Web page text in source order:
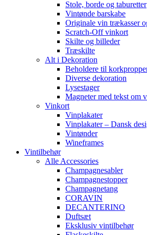
Stole, borde og taburetter
Vintønde barskabe
Originale vin trækasser
Scratch-Off vinkort
Skilte og billeder
Træskilte
Alt i Dekoration
Beholdere til
Diverse dekoration
Lysestager
Magneter med tekst om
Vinkort
Vinplakater
Vinplakater – Dansk
Vintønder
Wineframes
Vintilbehør
Alle Accessories
Champagnesabler
Champagnestopper
Champagnetang
CORAVIN
DECANTERINO
Duftsæt
Eksklusiv vintilbehør